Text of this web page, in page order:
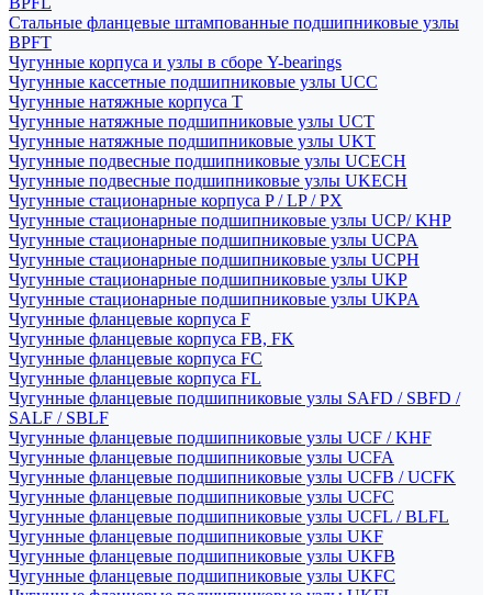
Стальные фланцевые штампованные подшипниковые узлы
BPFT
Чугунные корпуса и узлы в сборе Y-bearings
Чугунные кассетные подшипниковые узлы UCC
Чугунные натяжные корпуса T
Чугунные натяжные подшипниковые узлы UCT
Чугунные натяжные подшипниковые узлы UKT
Чугунные подвесные подшипниковые узлы UCECH
Чугунные подвесные подшипниковые узлы UKECH
Чугунные стационарные корпуса P / LP / PX
Чугунные стационарные подшипниковые узлы UCP/ KHP
Чугунные стационарные подшипниковые узлы UCPA
Чугунные стационарные подшипниковые узлы UCPH
Чугунные стационарные подшипниковые узлы UKP
Чугунные стационарные подшипниковые узлы UKPA
Чугунные фланцевые корпуса F
Чугунные фланцевые корпуса FB, FK
Чугунные фланцевые корпуса FC
Чугунные фланцевые корпуса FL
Чугунные фланцевые подшипниковые узлы SAFD / SBFD /
SALF / SBLF
Чугунные фланцевые подшипниковые узлы UCF / KHF
Чугунные фланцевые подшипниковые узлы UCFA
Чугунные фланцевые подшипниковые узлы UCFB / UCFK
Чугунные фланцевые подшипниковые узлы UCFC
Чугунные фланцевые подшипниковые узлы UCFL / BLFL
Чугунные фланцевые подшипниковые узлы UKF
Чугунные фланцевые подшипниковые узлы UKFB
Чугунные фланцевые подшипниковые узлы UKFC